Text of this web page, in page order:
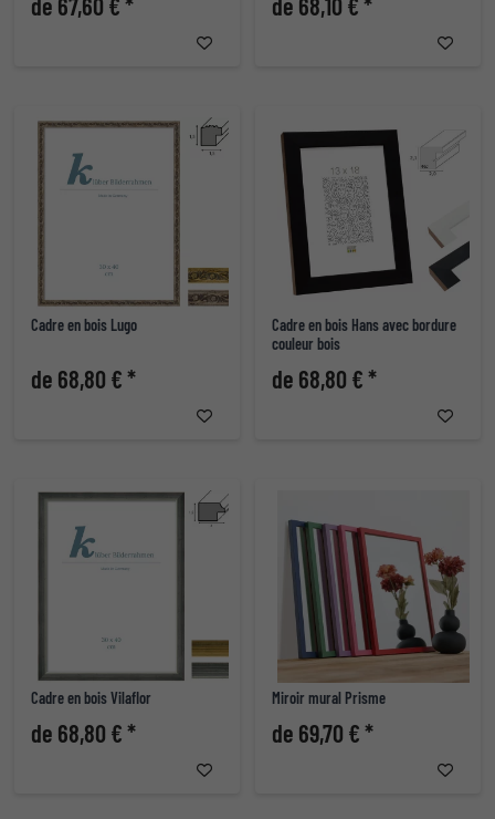
Cadre en bois Lugo
de 68,80 € *
Cadre en bois Hans avec bordure
couleur bois
de 68,80 € *
Cadre en bois Vilaflor
de 68,80 € *
Miroir mural Prisme
de 69,70 € *